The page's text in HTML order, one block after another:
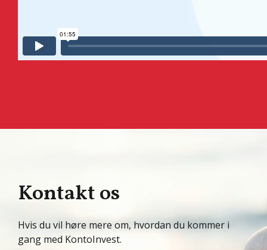
Kontakt os
Hvis du vil høre mere om, hvordan du kommer i
gang med KontoInvest.